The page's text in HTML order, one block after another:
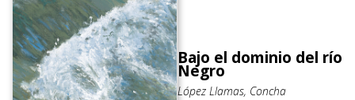
Bajo el dominio del río
Negro
López Llamas, Concha